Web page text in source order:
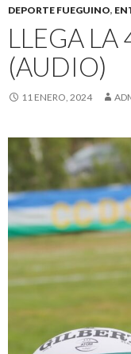
DEPORTE FUEGUINO,
LLEGA LA
(AUDIO)
11 ENERO, 2024